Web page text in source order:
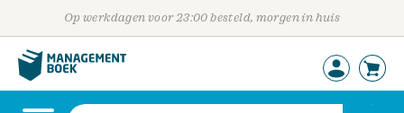
Op werkdagen voor 23:00 besteld, morgen in huis